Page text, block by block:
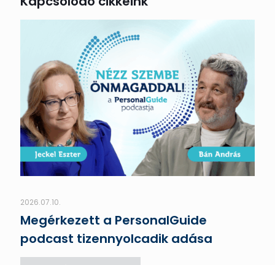
2026.07.10.
Megérkezett a PersonalGuide
podcast tizennyolcadik adása